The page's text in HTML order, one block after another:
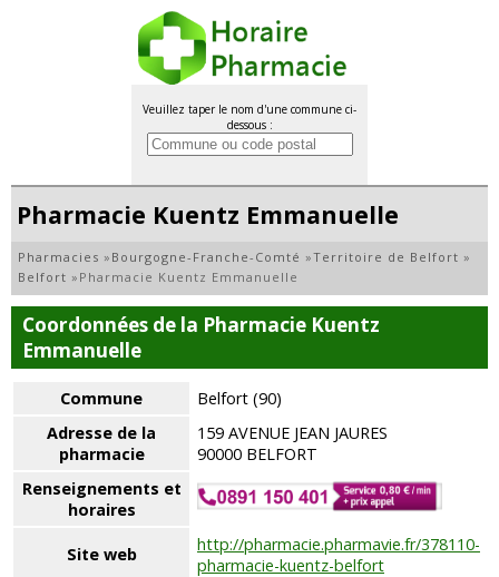
Veuillez taper le nom d'une commune ci-
dessous :
Pharmacie Kuentz Emmanuelle
Pharmacies » Bourgogne-Franche-Comté »Territoire de Belfort »
Belfort » Pharmacie Kuentz Emmanuelle
Coordonnées de la Pharmacie Kuentz
Emmanuelle
Commune
Belfort (90)
Adresse de la
pharmacie
159 AVENUE JEAN JAURES
90000 BELFORT
Renseignements et
horaires
Site web
http://pharmacie.pharmavie.fr/378110-
pharmacie-kuentz-belfort